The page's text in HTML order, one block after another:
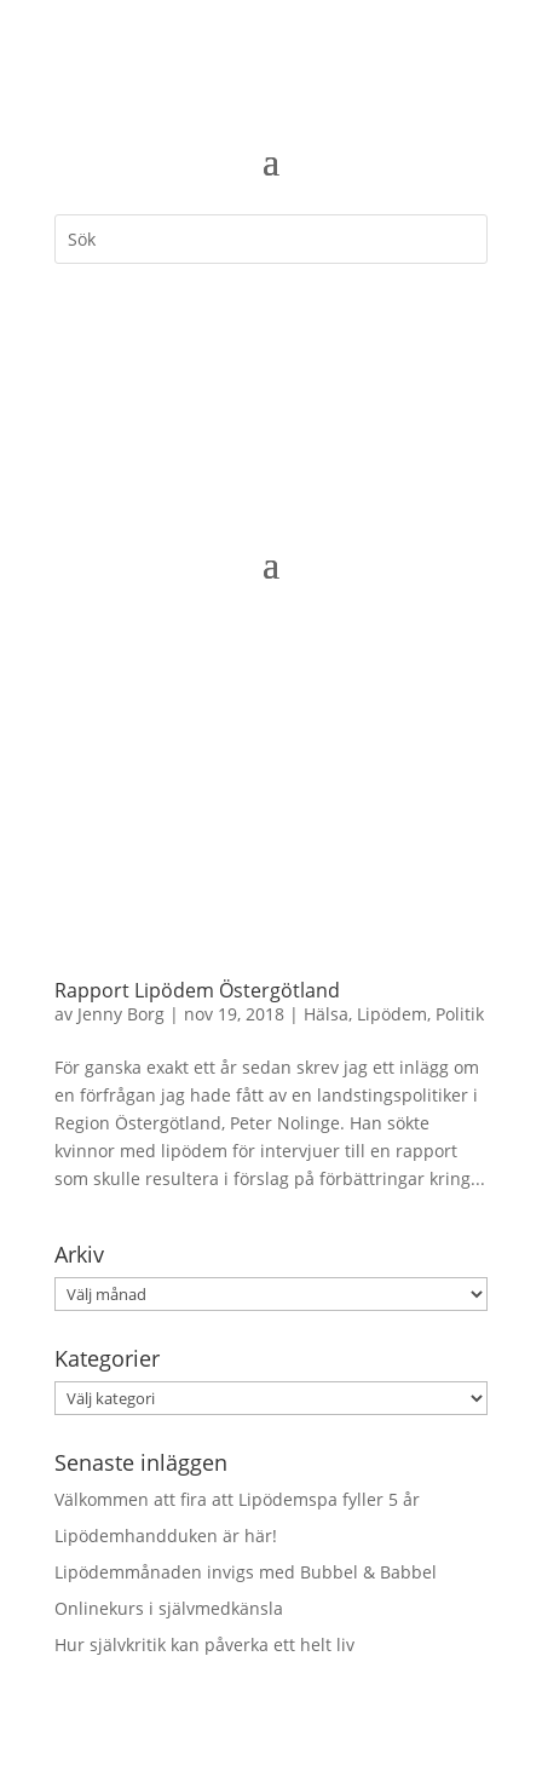
Rapport Lipödem Östergötland
av Jenny Borg| nov 19, 2018| Hälsa, Lipödem, Politik
För ganska exakt ett år sedan skrev jag ett inlägg om
en förfrågan jag hade fått av en landstingspolitiker i
Region Östergötland, Peter Nolinge. Han sökte
kvinnor med lipödem för intervjuer till en rapport
som skulle resultera i förslag på förbättringar kring...
Arkiv
Arkiv
Kategorier
Kategorier
Senaste inläggen
Välkommen att fira att Lipödemspa fyller 5 år
Lipödemhandduken är här!
Lipödemmånaden invigs med Bubbel & Babbel
Onlinekurs i självmedkänsla
Hur självkritik kan påverka ett helt liv